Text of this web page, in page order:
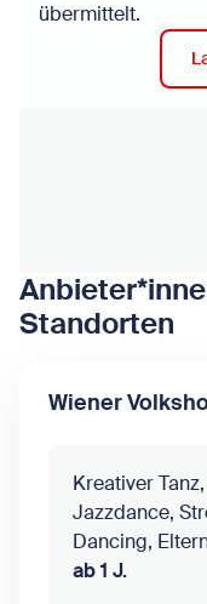
übermittelt.
Standorten
Wiener
Kreativer
Jazzdance,
Dancing,
ab 1 J.